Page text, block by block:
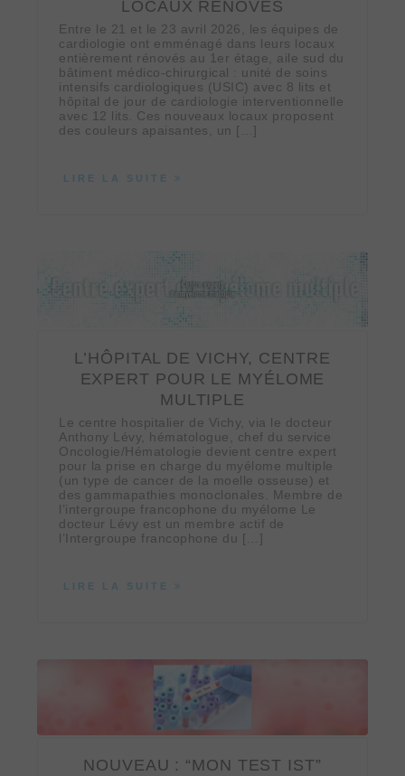
LOCAUX RÉNOVÉS
Entre le 21 et le 23 avril 2026, les équipes de
cardiologie ont emménagé dans leurs locaux
entièrement rénovés au 1er étage, aile sud du
bâtiment médico‑chirurgical : unité de soins
intensifs cardiologiques (USIC) avec 8 lits et
hôpital de jour de cardiologie interventionnelle
avec 12 lits. Ces nouveaux locaux proposent
des couleurs apaisantes, un […]
LIRE LA SUITE
L’HÔPITAL DE VICHY, CENTRE
EXPERT POUR LE MYÉLOME
MULTIPLE
Le centre hospitalier de Vichy, via le docteur
Anthony Lévy, hématologue, chef du service
Oncologie/Hématologie devient centre expert
pour la prise en charge du myélome multiple
(un type de cancer de la moelle osseuse) et
des gammapathies monoclonales. Membre de
l’intergroupe francophone du myélome Le
docteur Lévy est un membre actif de
l’Intergroupe francophone du […]
LIRE LA SUITE
NOUVEAU : “MON TEST IST”